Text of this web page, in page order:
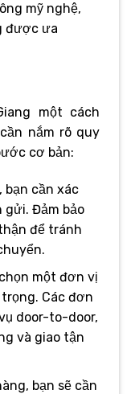
mỹ nghệ,
được ưa
một cách
nắm rõ quy
cơ bản:
bạn cần xác
gửi. Đảm bảo
để tránh
một đơn vị
Các đơn
door-to-door,
và giao tận
bạn sẽ cần